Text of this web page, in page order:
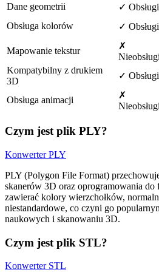
Dane geometrii
✓
Obsługa kolorów
✓
Mapowanie tekstur
✗
Kompatybilny z drukiem
3D
✓
Obsługa animacji
✗
Czym jest plik PLY?
Konwerter PLY
PLY (Polygon File Format)
skanerów 3D oraz oprogramowania do
zawierać kolory wierzchołków,
niestandardowe, co czyni go
naukowych i skanowaniu 3D.
Czym jest plik STL?
Konwerter STL